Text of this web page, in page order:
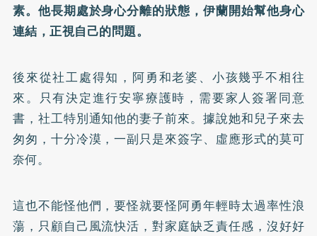
素。他長期處於身心分離的狀態，伊蘭開始幫他身心
連結，正視自己的問題。
後來從社工處得知，阿勇和老婆、小孩幾乎不相往
來。只有決定進行安寧療護時，需要家人簽署同意
書，社工特別通知他的妻子前來。據說她和兒子來去
匆匆，十分冷漠，一副只是來簽字、虛應形式的莫可
奈何。
這也不能怪他們，要怪就要怪阿勇年輕時太過率性浪
蕩，只顧自己風流快活，對家庭缺乏責任感，沒好好